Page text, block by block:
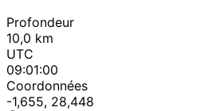
Profondeur
10,0 km
UTC
09:01:00
Coordonnées
-1,655, 28,448